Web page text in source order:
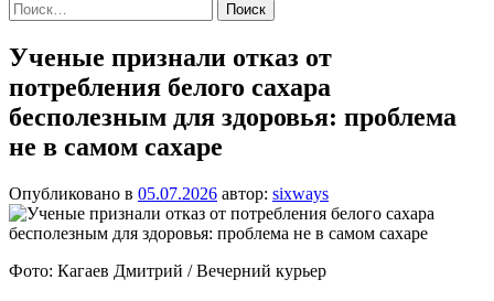
Найти:
Ученые признали отказ от
потребления белого сахара
бесполезным для здоровья: проблема
не в самом сахаре
Опубликовано в 05.07.2026 автор: sixways
Фото: Кагаев Дмитрий / Вечерний курьер